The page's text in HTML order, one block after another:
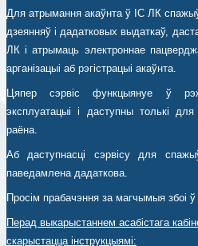
Для атрымання акаўнта ў ІС ЛК
дзеянняў і дадатковых выдаткаў,
ЛК і атрымаць электроннае
арганізацыі аб рэгістрацыі акаўнта.
Цяпер сэрвіс функцыянуе ў
эксплуатацыі і даступны толькі
раёна.
Аб даступнасці сэрвісу для
паведамлена дадаткова.
Просім прабачэння за магчымыя збоі ў
Перад выкарыстаннем асабістага
скарыстацца інструкцыямі: